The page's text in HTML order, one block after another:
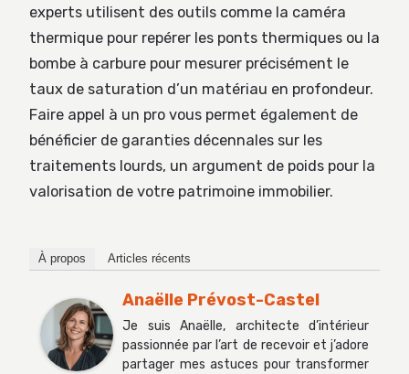
experts utilisent des outils comme la caméra
thermique pour repérer les ponts thermiques ou la
bombe à carbure pour mesurer précisément le
taux de saturation d’un matériau en profondeur.
Faire appel à un pro vous permet également de
bénéficier de garanties décennales sur les
traitements lourds, un argument de poids pour la
valorisation de votre patrimoine immobilier.
À propos Articles récents
Anaëlle Prévost-Castel
Je suis Anaëlle, architecte d’intérieur
passionnée par l’art de recevoir et j’adore
partager mes astuces pour transformer